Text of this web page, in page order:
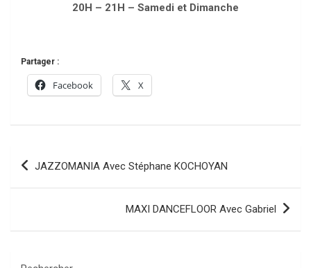
20H – 21H – Samedi et Dimanche
Partager :
Facebook X
Navigation
de
JAZZOMANIA Avec Stéphane KOCHOYAN
MAXI DANCEFLOOR Avec Gabriel